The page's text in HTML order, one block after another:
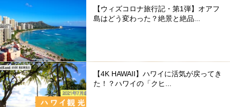
【ウィズコロナ旅行記・第1弾】オアフ
島はどう変わった？絶景と絶品...
【4K HAWAII】ハワイに活気が戻ってき
た！？ハワイの「クヒ...